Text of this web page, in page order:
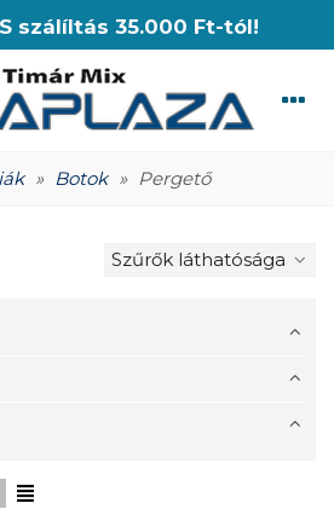
szálíltás 35.000 Ft-tól!
» Botok » Pergető
Szűrők láthatósága